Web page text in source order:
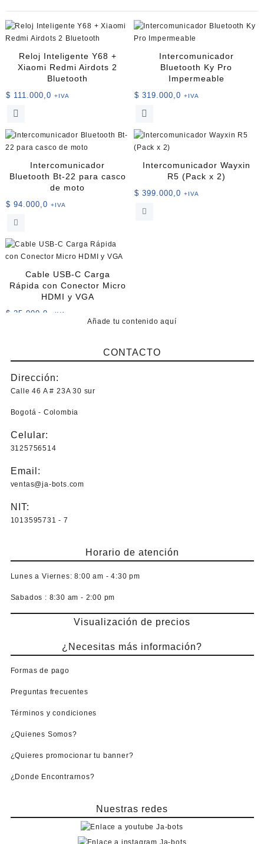
Reloj Inteligente Y68 +
Xiaomi Redmi Airdots 2
Bluetooth
$ 111.000,0 +IVA
Este
tiene
múltiples
Las
pueden
elegir
la
página
producto
Intercomunicador
Bluetooth Ky Pro
Impermeable
$ 319.000,0 +IVA
Intercomunicador
Bluetooth Bt-22 para casco
de moto
$ 94.000,0 +IVA
Intercomunicador Wayxin
R5 (Pack x 2)
$ 399.000,0 +IVA
Cable USB-C Carga
Rápida con Conector Micro
HDMI y VGA
$ 25.000,0 +IVA
Añade tu contenido aquí
CONTACTO
Dirección:
Calle 46 A # 23A 30 sur
Bogotá - Colombia
Celular:
3125756514
Email:
ventas@ja-bots.com
NIT:
1013595731 - 7
Horario de atención
Lunes a Viernes: 8:00 am - 4:30 pm
Sabados : 8:30 am - 2:00 pm
Visualización de precios
¿Necesitas más información?
Formas de pago
Preguntas frecuentes
Términos y condiciones
¿Quienes Somos?
¿Quieres promocionar tu banner?
¿Donde Encontrarnos?
Nuestras redes